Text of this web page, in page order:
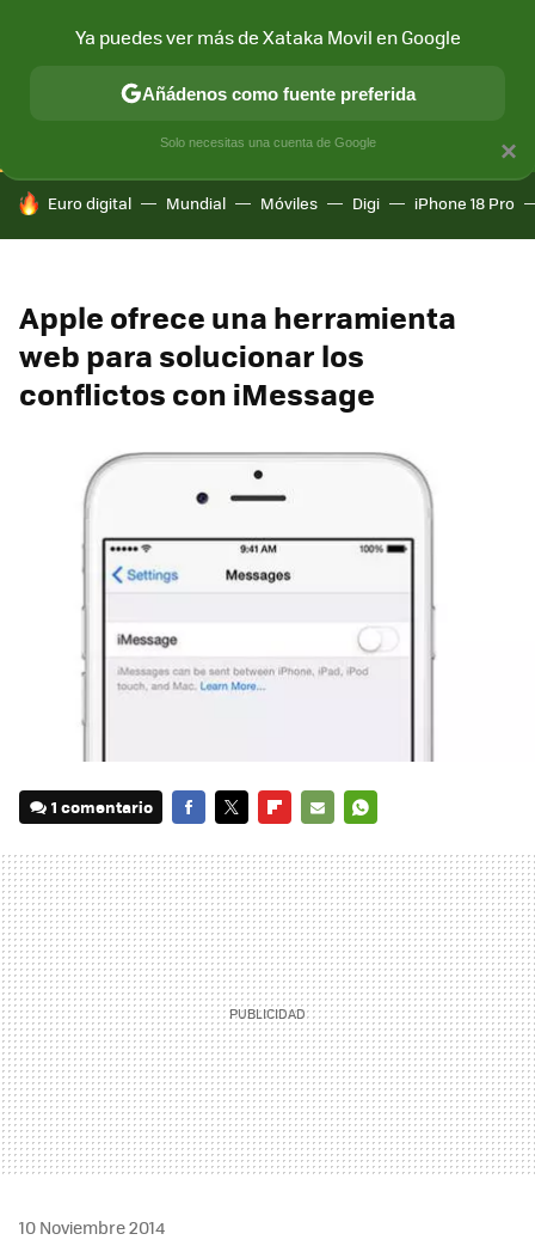
CONECTIVIDAD MÓVIL Y SOCIEDAD APLICACIONES
HOY SE HABLA DE
Euro digital Mundial Móviles Digi iPhone 18 Pro
Apple ofrece una herramienta
web para solucionar los
conflictos con iMessage
1 comentario
MAIL
10 Noviembre 2014
×
Ya puedes ver más de Xataka Movil en Google
Añádenos como fuente preferida
Solo necesitas una cuenta de Google